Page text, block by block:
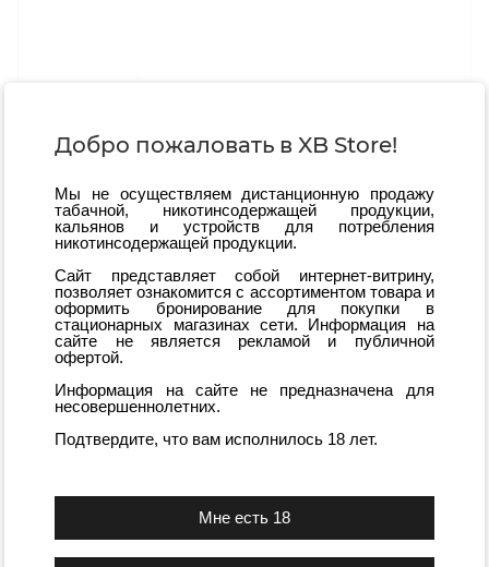
Мало
Забронировать
Добро пожаловать в XB Store!
Мы не осуществляем дистанционную продажу
табачной, никотинсодержащей продукции,
кальянов и устройств для потребления
никотинсодержащей продукции.
Сайт представляет собой интернет-витрину,
позволяет ознакомится с ассортиментом товара и
оформить бронирование для покупки в
стационарных магазинах сети. Информация на
сайте не является рекламой и публичной
офертой.
Информация на сайте не предназначена для
несовершеннолетних.
Подтвердите, что вам исполнилось 18 лет.